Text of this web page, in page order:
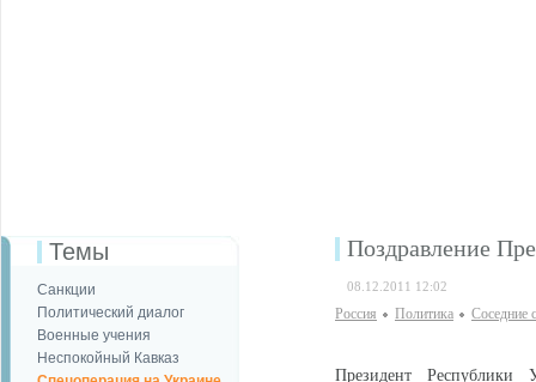
Темы
Санкции
Политический диалог
Военные учения
Неспокойный Кавказ
Поздравление
08.12.2011 12:02
Россия Политика Соседние
Президент Республики